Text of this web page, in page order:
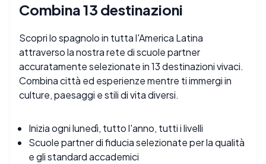
Combina 13 destinazioni
Scopri lo spagnolo in tutta l'America Latina
attraverso la nostra rete di scuole partner
accuratamente selezionate in 13 destinazioni vivaci.
Combina città ed esperienze mentre ti immergi in
culture, paesaggi e stili di vita diversi.
Inizia ogni lunedì, tutto l'anno, tutti i livelli
Scuole partner di fiducia selezionate per la qualità
e gli standard accademici